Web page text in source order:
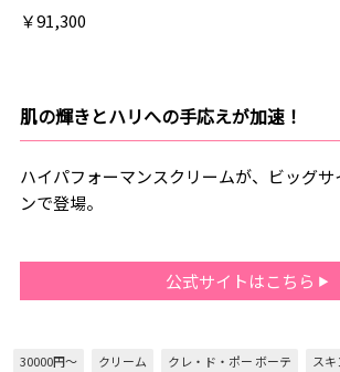
￥91,300
肌の輝きとハリへの手応えが加速！
ハイパフォーマンスクリームが、ビッグ
ンで登場。
公式サイトはこちら
30000円～ クリーム クレ・ド・ポー ボーテ
ス